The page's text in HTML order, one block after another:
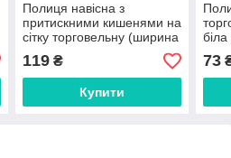
Полиця навісна з
притискними кишенями на
сітку торговельну (ширина
700 мм), біла
119₴
Купити
біла
73